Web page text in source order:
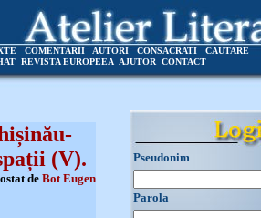
COMENTARII AUTORI CONSACRATI
CAUTARE
REVISTA EUROPEEA AJUTOR CONTACT
(V).
deBot Eugen
Pseudonim
Parola